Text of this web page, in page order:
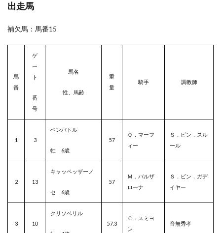
出走馬
補欠馬：馬番15
馬
番
ゲ
ー
ト
番
号
馬名
性、馬齢
重
量
騎手 調教師
1 3
ベンバトル
牡 6歳
57
Ｏ．マーフ
ィー
Ｓ．ビン．スル
ール
2 13
キャッペッザーノ
セ 6歳
57
Ｍ．バルザ
ローナ
Ｓ．ビン．ガデ
イヤー
3 10
クリソベリル
57.3
Ｃ．スミヨ
ン
音無秀孝